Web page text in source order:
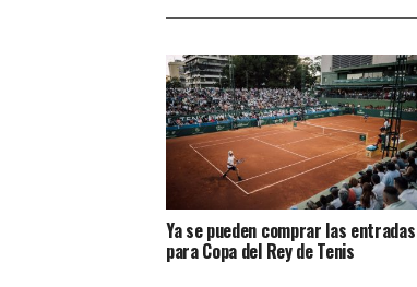
Ya se pueden comprar las entradas
para Copa del Rey de Tenis